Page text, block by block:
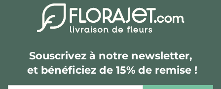
Souscrivez à notre newsletter,
et bénéficiez de 15% de remise !